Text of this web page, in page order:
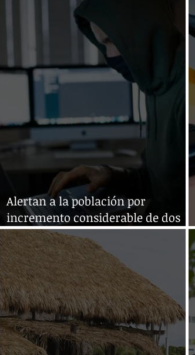
Alertan a la población por
incremento considerable de dos
tipos de fraudes